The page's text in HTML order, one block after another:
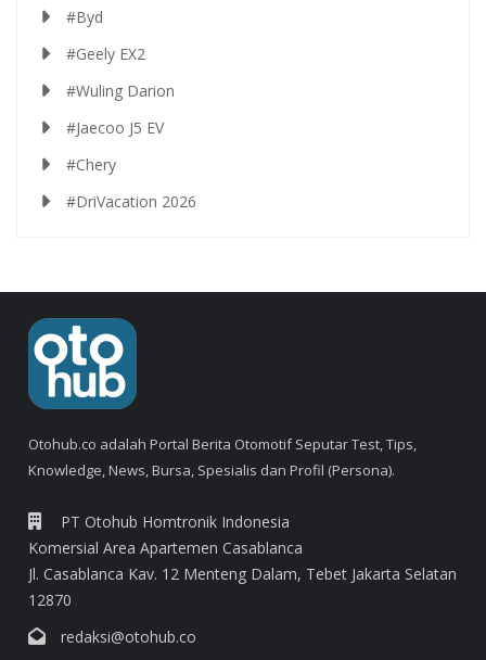
#Byd
#Geely EX2
#Wuling Darion
#Jaecoo J5 EV
#Chery
#DriVacation 2026
Otohub.co adalah Portal Berita Otomotif Seputar Test, Tips,
Knowledge, News, Bursa, Spesialis dan Profil (Persona).
PT Otohub Homtronik Indonesia
Komersial Area Apartemen Casablanca
Jl. Casablanca Kav. 12 Menteng Dalam, Tebet Jakarta Selatan
12870
redaksi@otohub.co